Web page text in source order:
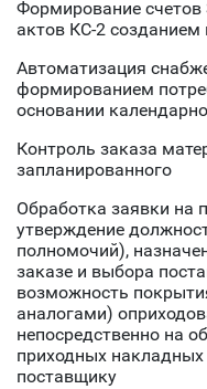
Формирование
актов КС-2 созданием
Автоматизация
формированием
основании
Контроль заказа
запланированного
Обработка заявки на
утверждение
полномочий),
заказе и выбора
возможность
аналогами)
непосредственно на
приходных
поставщику